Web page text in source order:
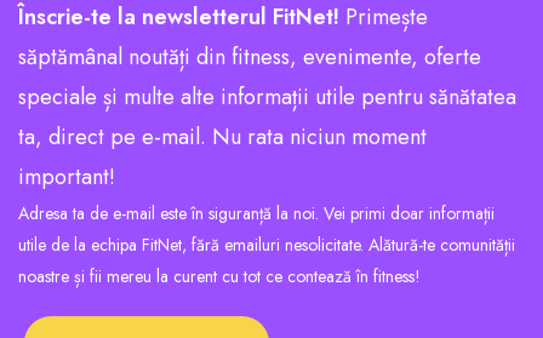
Înscrie-te la newsletterul FitNet! Primește
săptămânal noutăți din fitness, evenimente, oferte
speciale și multe alte informații utile pentru sănătatea
ta, direct pe e-mail. Nu rata niciun moment
important!
Adresa ta de e-mail este în siguranță la noi. Vei primi doar informații
utile de la echipa FitNet, fără emailuri nesolicitate. Alătură-te comunității
noastre și fii mereu la curent cu tot ce contează în fitness!